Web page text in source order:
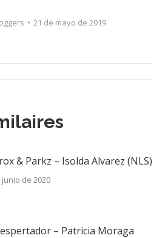
21 de mayo de 2019
& Parkz – Isolda Alvarez (NLS)
junio de 2020
– Patricia Moraga